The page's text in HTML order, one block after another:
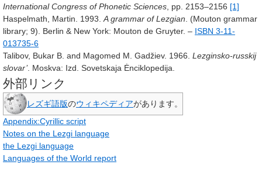
International Congress of Phonetic Sciences, pp. 2153–2156 [1]
Haspelmath, Martin. 1993.A grammar of Lezgian. (Mouton grammar
library; 9). Berlin & New York: Mouton de Gruyter. – ISBN 3-11-
013735-6
Talibov, Bukar B. and Magomed M. Gadžiev. 1966. Lezginsko-russkij
slovar’. Moskva: Izd. Sovetskaja Ėnciklopedija.
外部リンク
レズギ語版のウィキペディアがあります。
Appendix:Cyrillic script
Notes on the Lezgi language
the Lezgi language
Languages of the World report